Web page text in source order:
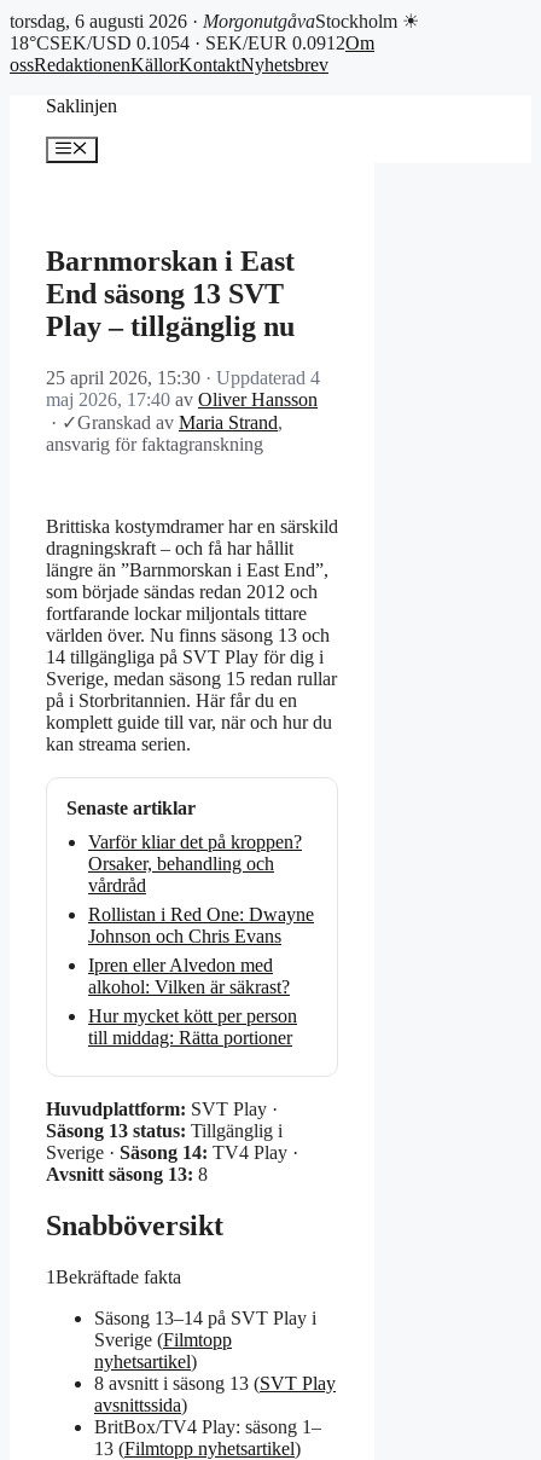
torsdag, 6 augusti 2026 · MorgonutgåvaStockholm ☀
18°CSEK/USD 0.1054 · SEK/EUR 0.0912Om
ossRedaktionenKällorKontaktNyhetsbrev
Saklinjen
Meny
Barnmorskan i East
End säsong 13 SVT
Play – tillgänglig nu
25 april 2026, 15:30 · Uppdaterad 4
maj 2026, 17:40 av Oliver Hansson
· ✓Granskad av Maria Strand,
ansvarig för faktagranskning
Brittiska kostymdramer har en särskild
dragningskraft – och få har hållit
längre än ”Barnmorskan i East End”,
som började sändas redan 2012 och
fortfarande lockar miljontals tittare
världen över. Nu finns säsong 13 och
14 tillgängliga på SVT Play för dig i
Sverige, medan säsong 15 redan rullar
på i Storbritannien. Här får du en
komplett guide till var, när och hur du
kan streama serien.
Senaste artiklar
Varför kliar det på kroppen?
Orsaker, behandling och
vårdråd
Rollistan i Red One: Dwayne
Johnson och Chris Evans
Ipren eller Alvedon med
alkohol: Vilken är säkrast?
Hur mycket kött per person
till middag: Rätta portioner
Huvudplattform: SVT Play ·
Säsong 13 status: Tillgänglig i
Sverige · Säsong 14: TV4 Play ·
Avsnitt säsong 13: 8
Snabböversikt
1Bekräftade fakta
Säsong 13–14 på SVT Play i
Sverige (Filmtopp
nyhetsartikel)
8 avsnitt i säsong 13 (SVT Play
avsnittssida)
BritBox/TV4 Play: säsong 1–
13 (Filmtopp nyhetsartikel)